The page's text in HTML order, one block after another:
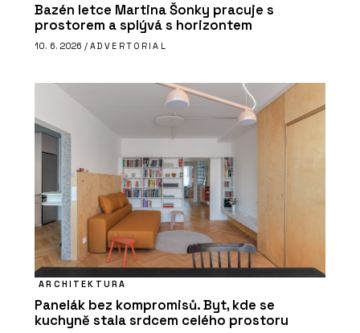
Bazén letce Martina Šonky pracuje s
prostorem a splývá s horizontem
10. 6. 2026 / ADVERTORIAL
ARCHITEKTURA
Panelák bez kompromisů. Byt, kde se
kuchyně stala srdcem celého prostoru